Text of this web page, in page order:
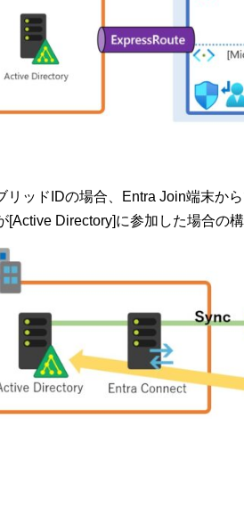
リッドIDの場合、Entra Join端末か
[Active Directory]に参加した場合